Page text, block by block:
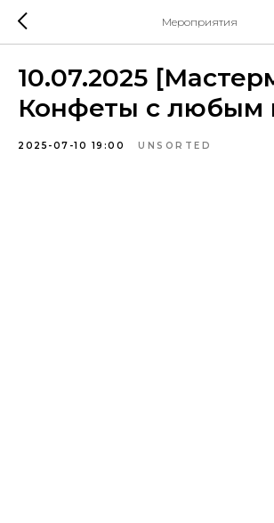
Мероприятия
10.07.2025
Конфеты с любым
2025-07-10 19:00 UNSORTED